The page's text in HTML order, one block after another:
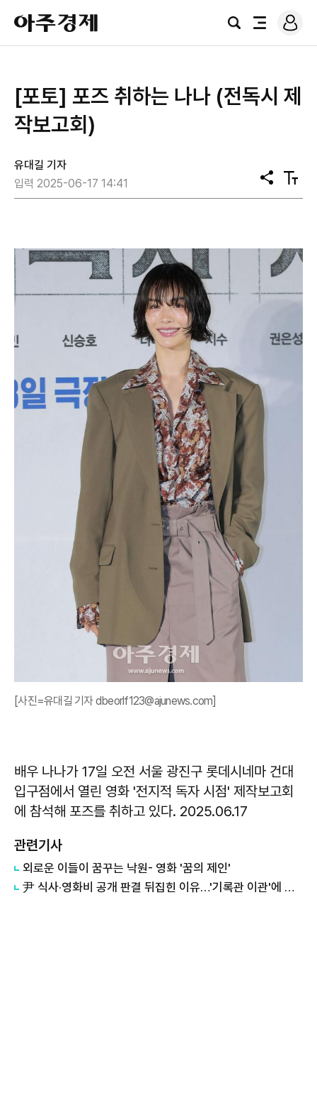
아
주
경
검
전
로
그
[포토] 포즈 취하는 나나 (전독시 제
작보고회)
유대길 기자
입력 2025-06-17 14:41
공
유
텍
스
[사진=유대길 기자 dbeorlf123@ajunews.com]
배우 나나가 17일 오전 서울 광진구 롯데시네마 건대
입구점에서 열린 영화 '전지적 독자 시점' 제작보고회
에 참석해 포즈를 취하고 있다. 2025.06.17
관련기사
외로운 이들이 꿈꾸는 낙원- 영화 '꿈의 제인'
尹 식사·영화비 공개 판결 뒤집힌 이유…'기록관 이관'에 소송 실익 쟁점